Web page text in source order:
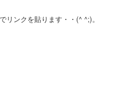
リンクを貼ります・・(^ ^;)。